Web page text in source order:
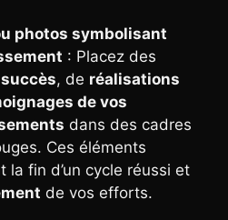
photos symbolisant
: Placez des
, de réalisations
de vos
dans des cadres
Ces éléments
la fin d’un cycle réussi et
de vos efforts.